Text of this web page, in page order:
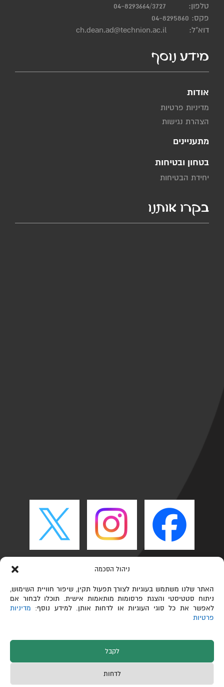
ניהול הסכמה
האתר שלנו משתמש בעוגיות לצורך תפעול תקין, שיפור חוויית השימוש,
ניתוח סטטיסטי והצגת פרסומות מותאמות אישית. תוכלו לבחור אם
לאפשר את כל סוגי העוגיות או לדחות אותן. למידע נוסף: מדיניות
פרטיות
לקבל
לדחות
טלפון:
04-8293664/3727
פקס: 04-8295860
דוא"ל:
ch.dean.ad@technion.ac.il
מידע נוסף
אודות
מדיניות פרטיות
הצהרת נגישות
מתעניינים
בטחון ובטיחות
יחידת הבטיחות
בקרו אותנו
טכניון – מכון טכנולוגי לישראל 2026